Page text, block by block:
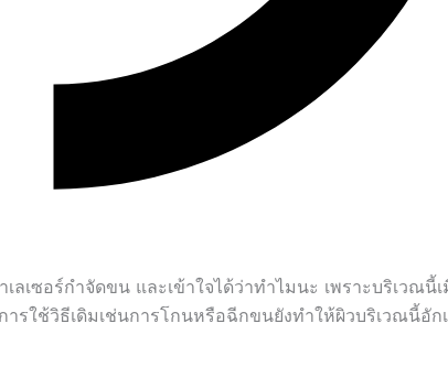
เซอร์กำจัดขน และเข้าใจได้ว่าทำไมนะ เพราะบริเวณนี้
รใช้วิธีเดิมเช่นการโกนหรือฉีกขนยังทำให้ผิวบริเวณนี้อัก